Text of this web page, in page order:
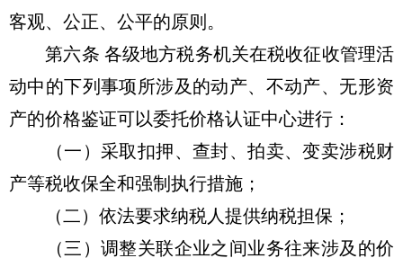
客观、公正、公平的原则。
第六条 各级地方税务机关在税收征收管理活
动中的下列事项所涉及的动产、不动产、无形资
产的价格鉴证可以委托价格认证中心进行：
（一）采取扣押、查封、拍卖、变卖涉税财
产等税收保全和强制执行措施；
（二）依法要求纳税人提供纳税担保；
（三）调整关联企业之间业务往来涉及的价